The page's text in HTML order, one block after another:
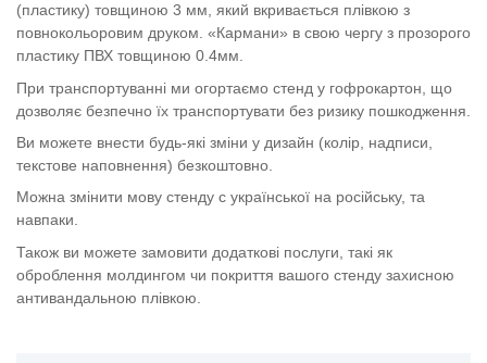
(пластику) товщиною 3 мм, який вкривається плівкою з
повнокольоровим друком. «Кармани» в свою чергу з прозорого
пластику ПВХ товщиною 0.4мм.
При транспортуванні ми огортаємо стенд у гофрокартон, що
дозволяє безпечно їх транспортувати без ризику пошкодження.
Ви можете внести будь-які зміни у дизайн (колір, надписи,
текстове наповнення) безкоштовно.
Можна змінити мову стенду с української на російську, та
навпаки.
Також ви можете замовити додаткові послуги, такі як
оброблення молдингом чи покриття вашого стенду захисною
антивандальною плівкою.